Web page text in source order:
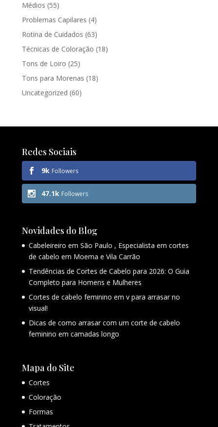
Médios (55)
Problemas Capilares (4)
Rotina de Cuidados (63)
Técnicas de Coloração (18)
Tons de Loiro (25)
Tons para Morenas (18)
Uncategorized (60)
Redes Sociais
9k Followers
47.1k Followers
Novidades do Blog
Cabeleireiro em São Paulo , Especialista em cortes
de cabelo em Moema e Vila Carrão
Tendências de Cortes de Cabelo para 2026: O Guia
Completo para Homens e Mulheres
Cortes de cabelo feminino em v para arrasar no
visual!
Dicas de como arrasar com um corte de cabelo
feminino em camadas longo
Mapa do Site
Cortes
Coloração
Formas